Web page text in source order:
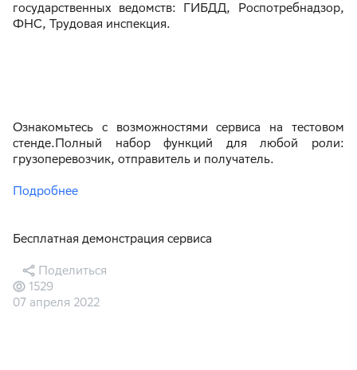
государственных ведомств: ГИБДД, Роспотребнадзор,
ФНС, Трудовая инспекция.
Ознакомьтесь с возможностями сервиса на тестовом
стенде.Полный набор функций для любой роли:
грузоперевозчик, отправитель и получатель.
Подробнее
Бесплатная демонстрация сервиса
07 апреля 2022
1529
Поделиться